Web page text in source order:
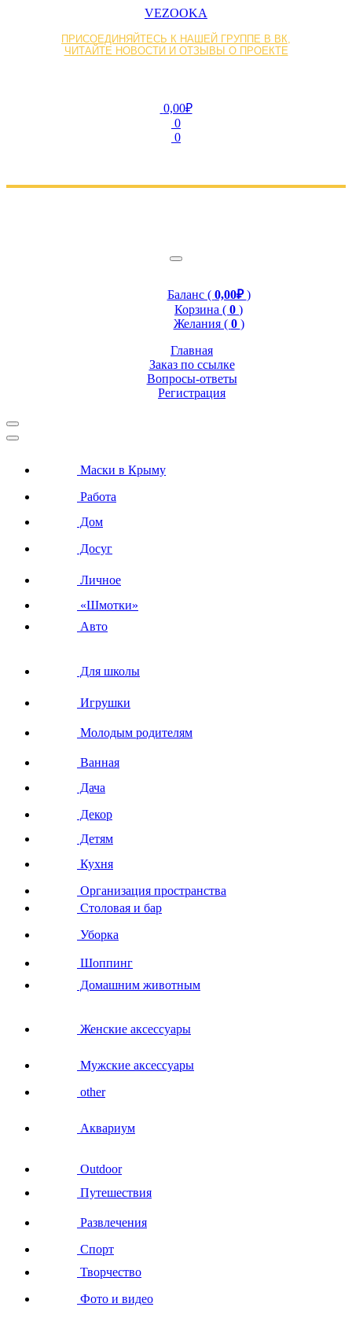
VEZOOKA
ПРИСОЕДИНЯЙТЕСЬ К НАШЕЙ ГРУППЕ В ВК,
ЧИТАЙТЕ НОВОСТИ И ОТЗЫВЫ О ПРОЕКТЕ
0,00₽
0
0
Баланс ( 0,00₽)
Корзина ( 0 )
Желания ( 0 )
Главная
Заказ по ссылке
Вопросы-ответы
Регистрация
Маски в Крыму
Работа
Дом
Досуг
Личное
«Шмотки»
Авто
Для школы
Игрушки
Молодым родителям
Ванная
Дача
Декор
Детям
Кухня
Организация пространства
Столовая и бар
Уборка
Шоппинг
Домашним животным
Женские аксессуары
Мужские аксессуары
other
Аквариум
Outdoor
Путешествия
Развлечения
Спорт
Творчество
Фото и видео